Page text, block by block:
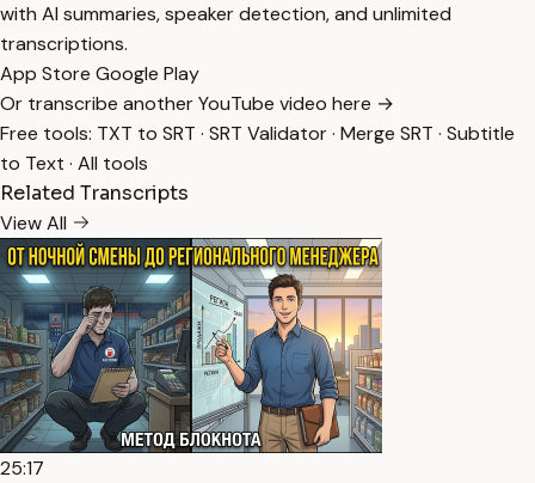
with AI summaries, speaker detection, and unlimited
transcriptions.
App Store Google Play
Or transcribe another YouTube video here →
Free tools: TXT to SRT · SRT Validator· Merge SRT · Subtitle
to Text · All tools
Related Transcripts
View All
25:17